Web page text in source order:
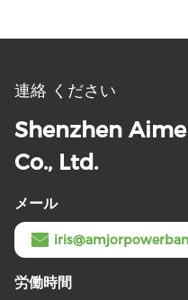
連絡 ください
Shenzhen
Co., Ltd.
メール
労働時間